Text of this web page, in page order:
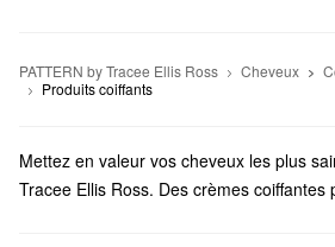
PATTERN by Tracee Ellis Ross Cheveux
Produits coiffants
Mettez en valeur vos cheveux les plus
Tracee Ellis Ross. Des crèmes coiffantes